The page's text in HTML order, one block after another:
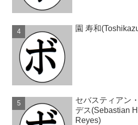
園 寿和
セバスティアン
デス(Sebastian
Reyes)